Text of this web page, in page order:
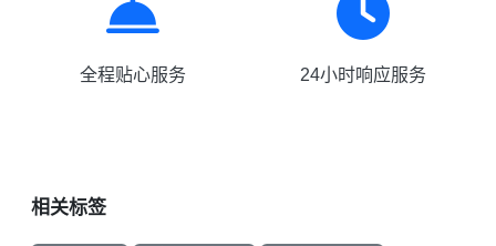
全程贴心服务 24小时响应服务
相关标签